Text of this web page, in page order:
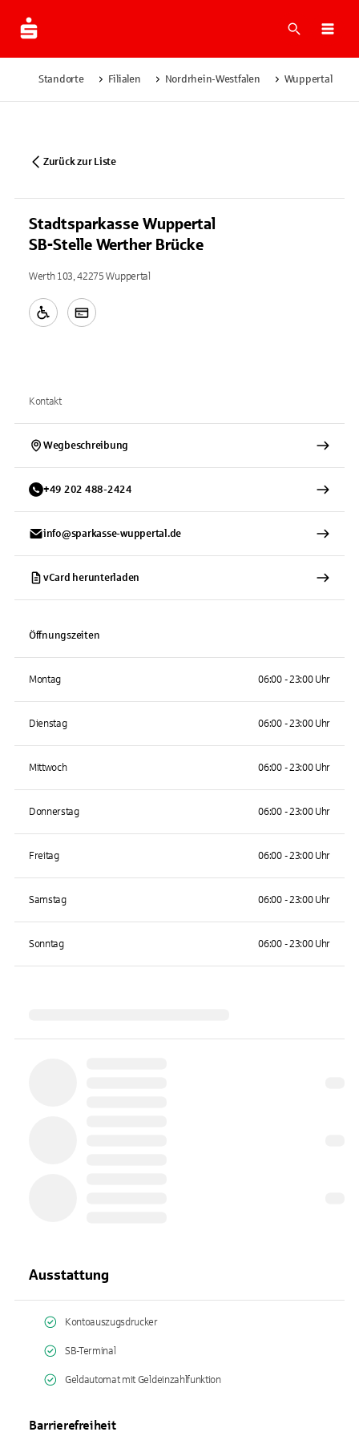
Suche
Standorte Filialen Nordrhein-Westfalen Wuppertal
Zurück zur Liste
Stadtsparkasse Wuppertal
SB-Stelle Werther Brücke
Werth 103, 42275 Wuppertal
Kontakt
Wegbeschreibung
+49 202 488-2424
info@sparkasse-wuppertal.de
vCard herunterladen
Öffnungszeiten
Montag 06:00 - 23:00 Uhr
Dienstag 06:00 - 23:00 Uhr
Mittwoch 06:00 - 23:00 Uhr
Donnerstag 06:00 - 23:00 Uhr
Freitag 06:00 - 23:00 Uhr
Samstag 06:00 - 23:00 Uhr
Sonntag 06:00 - 23:00 Uhr
Ausstattung
Kontoauszugsdrucker
SB-Terminal
Geldautomat mit Geldeinzahlfunktion
Barrierefreiheit